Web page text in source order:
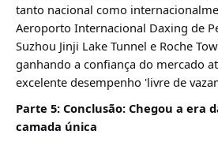
tanto nacional como
Aeroporto Internacional Daxing de
Suzhou Jinji Lake Tunnel e Roche
ganhando a confiança do mercado
excelente desempenho 'livre de
Parte 5: Conclusão: Chegou a era
camada única